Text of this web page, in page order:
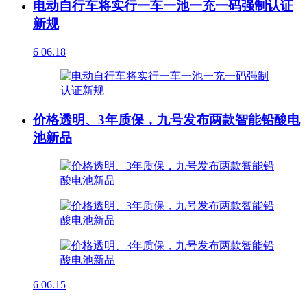
电动自行车将实行一车一池一充一码强制认证
新规
6 06.18
价格透明、3年质保，九号发布两款智能铅酸电
池新品
6 06.15